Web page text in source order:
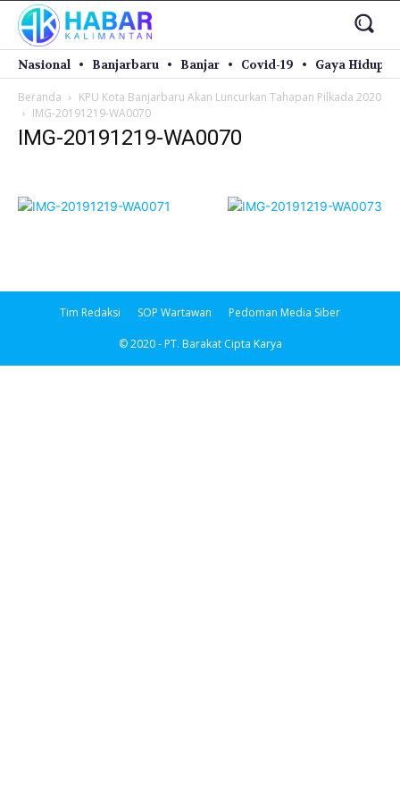
Nasional Banjarbaru Banjar Covid-19 Gaya Hidup
Beranda
KPU Kota Banjarbaru Akan Luncurkan Tahapan Pilkada 2020
IMG-20191219-WA0070
IMG-20191219-WA0070
Tim Redaksi SOP Wartawan Pedoman Media Siber
© 2020 - PT. Barakat Cipta Karya